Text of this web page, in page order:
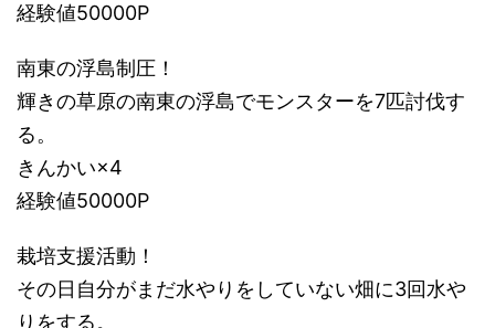
経験値50000P
南東の浮島制圧！
輝きの草原の南東の浮島でモンスターを7匹討伐す
る。
きんかい×4
経験値50000P
栽培支援活動！
その日自分がまだ水やりをしていない畑に3回水や
りをする。